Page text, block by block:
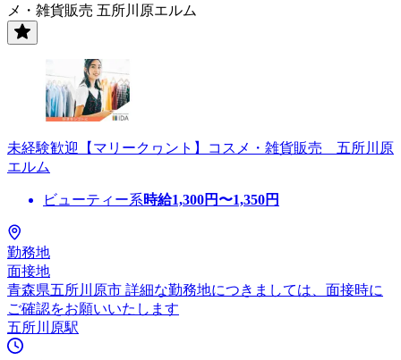
メ・雑貨販売 五所川原エルム
未経験歓迎【マリークヮント】コスメ・雑貨販売 五所川原
エルム
ビューティー系時給1,300円〜1,350円
勤務地
面接地
青森県五所川原市 詳細な勤務地につきましては、面接時に
ご確認をお願いいたします
五所川原駅